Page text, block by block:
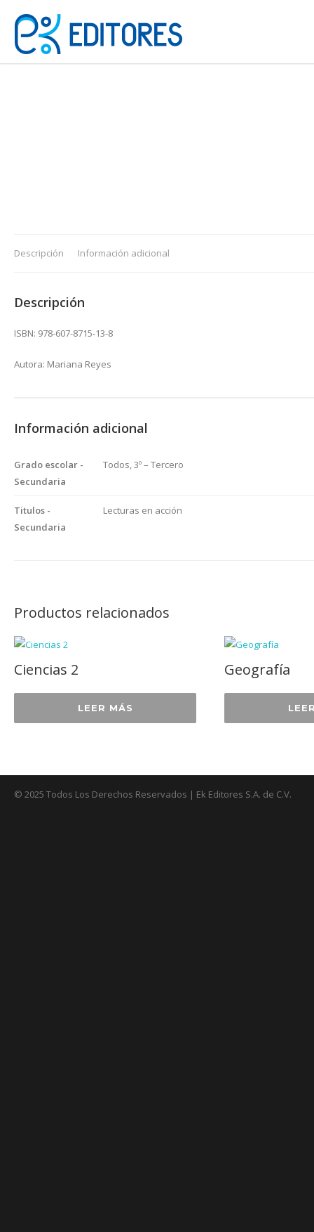
Descripción Información adicional
Descripción
ISBN: 978-607-8715-13-8
Autora: Mariana Reyes
Información adicional
Grado escolar -
Secundaria
Todos, 3º – Tercero
Titulos -
Secundaria
Lecturas en acción
Productos relacionados
Ciencias 2
LEER MÁS
Geografía
© 2025 Todos Los Derechos Reservados | Ek Editores S.A. de C.V.